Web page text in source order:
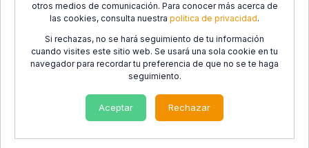
otros medios de comunicación. Para conocer más acerca de
las cookies, consulta nuestra política de privacidad.
Si rechazas, no se hará seguimiento de tu información
cuando visites este sitio web. Se usará una sola cookie en tu
navegador para recordar tu preferencia de que no se te haga
seguimiento.
Aceptar Rechazar
cookies
Uso